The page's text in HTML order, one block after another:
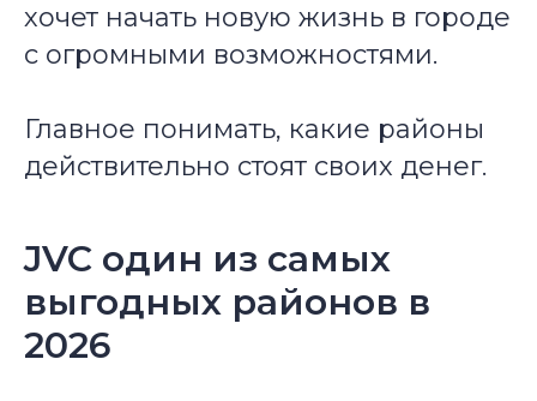
хочет начать новую жизнь в городе
с огромными возможностями.
Главное понимать, какие районы
действительно стоят своих денег.
JVC один из самых
выгодных районов в
2026